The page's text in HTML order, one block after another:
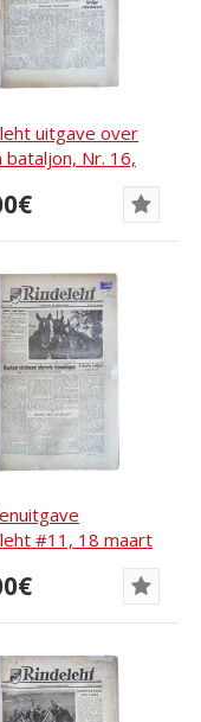
uitgave over
bataljon, Nr. 16,
#11, 18 maart